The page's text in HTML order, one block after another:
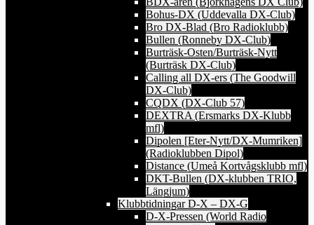
Bohus-DX (Uddevalla DX-Club)
Bro DX-Blad (Bro Radioklubb)
Bullen (Ronneby DX-Club)
Burträsk-Osten/Burträsk-Nytt
(Burträsk DX-Club)
Calling all DX-ers (The Goodwill
DX-Club)
CQDX (DX-Club 57)
DEXTRA (Ersmarks DX-Klubb
mfl)
Dipolen [Eter-Nytt/DX-Mumriken]
(Radioklubben Dipol)
Distance (Umeå Kortvågsklubb mfl)
DKT-Bullen (DX-klubben TRIO,
Längjum)
Klubbtidningar D-X – DX-G
D-X-Pressen (World Radio